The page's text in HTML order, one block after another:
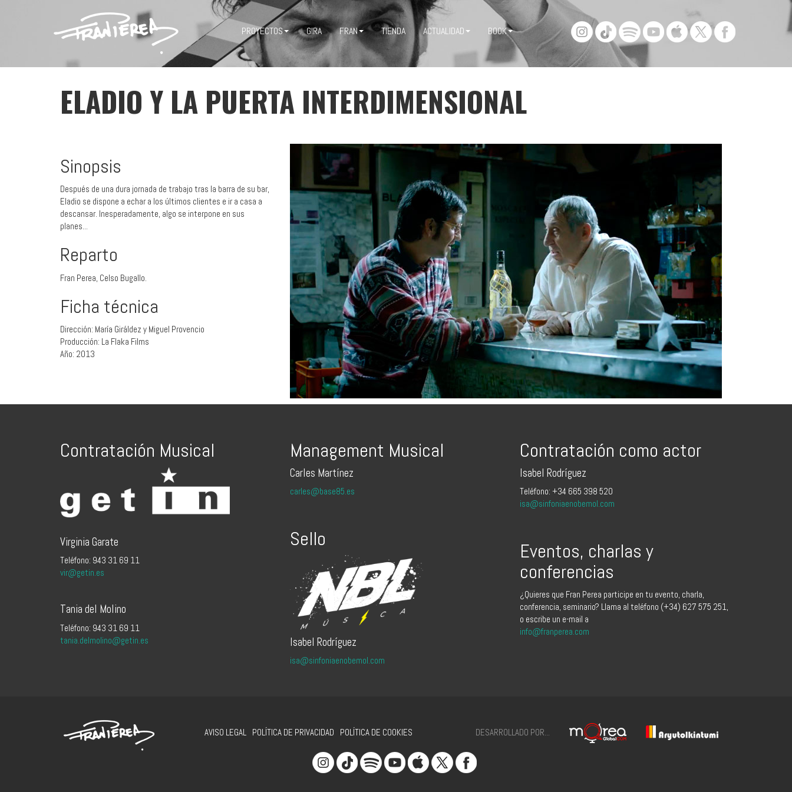
PROYECTOS GIRA FRAN TIENDA ACTUALIDAD BOOK
ELADIO Y LA PUERTA INTERDIMENSIONAL
Sinopsis
Después de una dura jornada de trabajo tras la barra de su bar,
Eladio se dispone a echar a los últimos clientes e ir a casa a
descansar. Inesperadamente, algo se interpone en sus
planes...
Reparto
Fran Perea, Celso Bugallo.
Ficha técnica
Dirección: María Giráldez y Miguel Provencio
Producción: La Flaka Films
Año: 2013
Contratación Musical
Virginia Garate
Teléfono: 943 31 69 11
vir@getin.es
Tania del Molino
Teléfono: 943 31 69 11
tania.delmolino@getin.es
Management Musical
Carles Martínez
carles@base85.es
Sello
Isabel Rodríguez
isa@sinfoniaenobemol.com
Contratación como actor
Isabel Rodríguez
Teléfono: +34 665 398 520
isa@sinfoniaenobemol.com
Eventos, charlas y
conferencias
¿Quieres que Fran Perea participe en tu evento, charla,
conferencia, seminario? Llama al teléfono (+34) 627 575 251,
o escribe un e-mail a
info@franperea.com
AVISO LEGAL POLÍTICA DE PRIVACIDAD POLÍTICA DE COOKIES DESARROLLADO POR...